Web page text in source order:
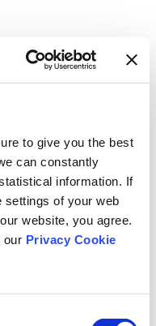
to give you the best
can constantly
information. If
settings of your web
website, you agree.
our Privacy Cookie